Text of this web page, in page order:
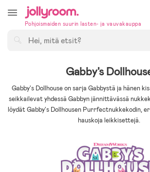
till
innehålletPohjoismaiden suurin lasten- ja vauvakauppa
Gabby's
Gabby's Dollhouse on sarja Gabbystä ja hänen
seikkailevat yhdessä Gabbyn jännittävässä
löydät Gabby's Dollhousen Purrfectnukkekodin,
hauskoja leikkisettejä.